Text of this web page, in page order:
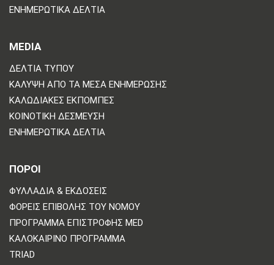
ΕΝΗΜΕΡΩΤΙΚΆ ΔΕΛΤΊΑ
MEDIA
ΔΕΛΤΊΑ ΤΎΠΟΥ
ΚΆΛΥΨΗ ΑΠΌ ΤΑ ΜΈΣΑ ΕΝΗΜΈΡΩΣΗΣ
ΚΑΛΩΔΙΑΚΈΣ ΕΚΠΟΜΠΈΣ
ΚΟΙΝΟΤΙΚΉ ΔΈΣΜΕΥΣΗ
ΕΝΗΜΕΡΩΤΙΚΆ ΔΕΛΤΊΑ
ΠΟΡΟΙ
ΦΥΛΛΆΔΙΑ & ΕΚΔΌΣΕΙΣ
ΦΟΡΕΊΣ ΕΠΙΒΟΛΉΣ ΤΟΥ ΝΌΜΟΥ
ΠΡΌΓΡΑΜΜΑ ΕΠΙΣΤΡΟΦΉΣ MED
ΚΑΛΟΚΑΙΡΙΝΌ ΠΡΌΓΡΑΜΜΑ
TRIAD